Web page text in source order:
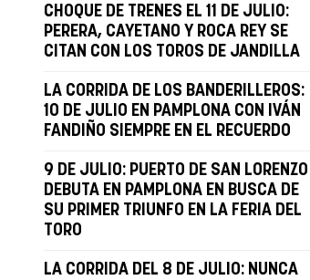
CHOQUE DE TRENES EL 11 DE JULIO:
PERERA, CAYETANO Y ROCA REY SE
CITAN CON LOS TOROS DE JANDILLA
LA CORRIDA DE LOS BANDERILLEROS:
10 DE JULIO EN PAMPLONA CON IVÁN
FANDIÑO SIEMPRE EN EL RECUERDO
9 DE JULIO: PUERTO DE SAN LORENZO
DEBUTA EN PAMPLONA EN BUSCA DE
SU PRIMER TRIUNFO EN LA FERIA DEL
TORO
LA CORRIDA DEL 8 DE JULIO: NUNCA